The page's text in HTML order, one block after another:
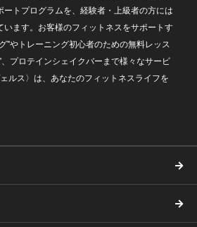
トプログラムを、経験者・上級者の方には
います。お客様のフィットネスをサポートす
"やトレーニング初心者のための無料レッス
プロテインシェイクバーまで様々なサービ
ルス〉は、あなたのフィットネスライフを